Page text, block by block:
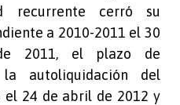
recurrente cerró su
a 2010-2011 el 30
2011, el plazo de
autoliquidación del
el 24 de abril de 2012 y